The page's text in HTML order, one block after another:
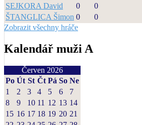
SEJKORA David
0
0
ŠTANGLICA Šimon 0
0
Zobrazit všechny hráče
Kalendář muži A
Červen 2026
Po Út St Čt Pá So Ne
1
2 3 4 5 6
7
8
9 10 11 12 13 14
15 16 17 18 19 20 21